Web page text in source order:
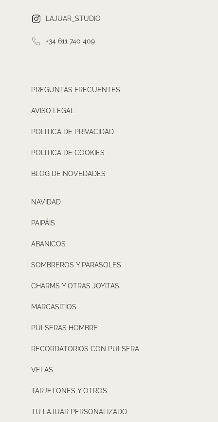
LAJUAR_STUDIO
+34 611 740 409
PREGUNTAS FRECUENTES
AVISO LEGAL
POLÍTICA DE PRIVACIDAD
POLÍTICA DE COOKIES
BLOG DE NOVEDADES
NAVIDAD
PAIPÁIS
ABANICOS
SOMBREROS Y PARASOLES
CHARMS Y OTRAS JOYITAS
MARCASITIOS
PULSERAS HOMBRE
RECORDATORIOS CON PULSERA
VELAS
TARJETONES Y OTROS
TU LAJUAR PERSONALIZADO